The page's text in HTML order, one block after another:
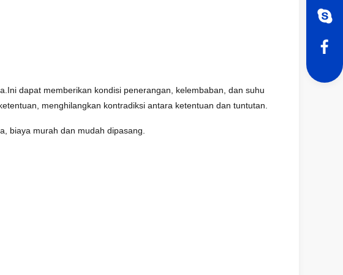
dapat memberikan kondisi penerangan, kelembaban, dan suhu
menghilangkan kontradiksi antara ketentuan dan tuntutan.
biaya murah dan mudah dipasang.